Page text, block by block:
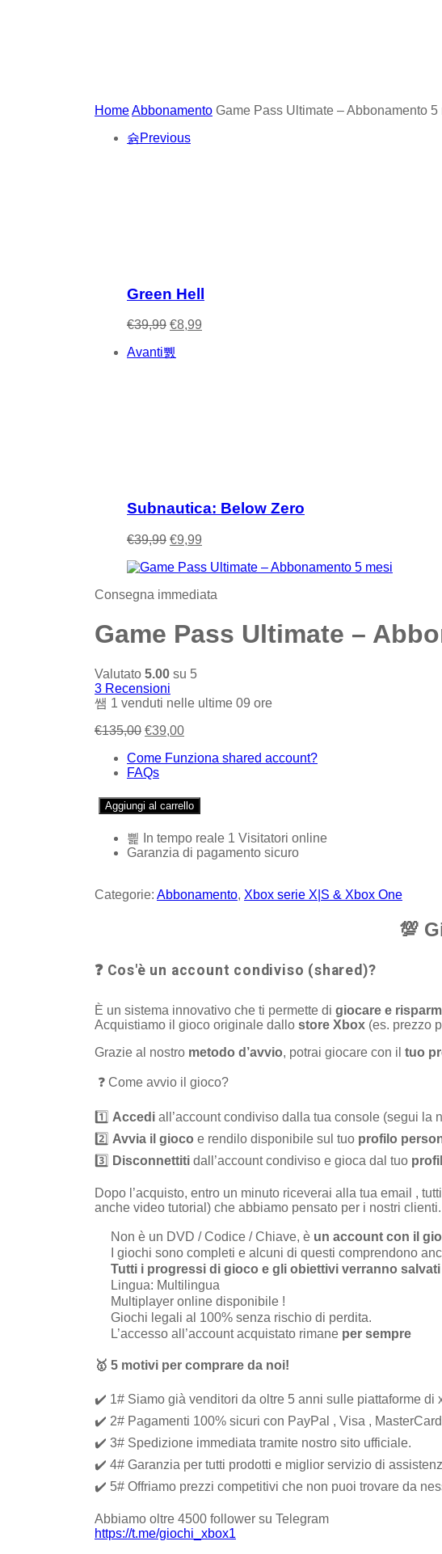
HomeAbbonamento Game Pass Ultimate – Abbonamento 5
Previous
Green Hell
€39,99 €8,99
Avanti
Subnautica: Below Zero
€39,99 €9,99
Consegna immediata
Game Pass Ultimate –
Valutato 5.00 su 5
3 Recensioni
1 venduti nelle ultime 09 ore
€135,00 €39,00
Come Funziona shared account?
FAQs
Aggiungi al carrello
In tempo reale 1 Visitatori online
Garanzia di pagamento sicuro
Categorie: Abbonamento, Xbox serie X|S & Xbox One
💯
❓ Cos'è un account condiviso (shared)?
È un sistema innovativo che ti permette di giocare e
Acquistiamo il gioco originale dallo store Xbox (es. prezzo
Grazie al nostro metodo d’avvio, potrai giocare con il tuo
❓ Come avvio il gioco?
1️⃣ Accedi all’account condiviso dalla tua console (segui la
2️⃣ Avvia il gioco e rendilo disponibile sul tuo profilo
3️⃣ Disconnettiti dall’account condiviso e gioca dal tuo
Dopo l’acquisto, entro un minuto riceverai alla tua email ,
anche video tutorial) che abbiamo pensato per i nostri clienti.
Non è un DVD / Codice / Chiave, è un account con il
I giochi sono completi e alcuni di questi comprendono
Tutti i progressi di gioco e gli obiettivi verranno
Lingua: Multilingua
Multiplayer online disponibile !
Giochi legali al 100% senza rischio di perdita.
L’accesso all’account acquistato rimane per sempre
🥇 5 motivi per comprare da noi!
✔️ 1# Siamo già venditori da oltre 5 anni sulle piattaforme di
✔️ 2# Pagamenti 100% sicuri con PayPal , Visa ,
✔️ 3# Spedizione immediata tramite nostro sito ufficiale.
✔️ 4# Garanzia per tutti prodotti e miglior servizio di
✔️ 5# Offriamo prezzi competitivi che non puoi trovare da
Abbiamo oltre 4500 follower su Telegram
https://t.me/giochi_xbox1